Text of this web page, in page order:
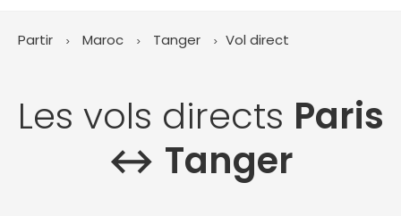
Partir Maroc Tanger Vol direct
Les vols directs Paris
↔︎ Tanger
Juillet
Août Septembre
Octobre